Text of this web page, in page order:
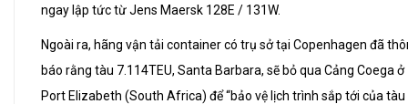
ngay lập tức từ Jens Maersk 128E / 131W.
Ngoài ra, hãng vận tải container có trụ sở tại Copenhagen đã
báo rằng tàu 7.114TEU, Santa Barbara, sẽ bỏ qua Cảng Coega ở
Port Elizabeth (South Africa) để “bảo vệ lịch trình sắp tới của tàu